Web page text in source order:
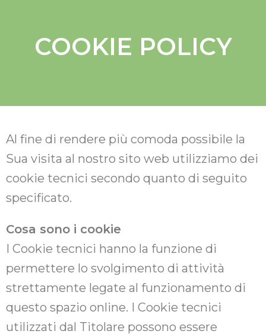
COOKIE POLICY
Al fine di rendere più comoda possibile la
Sua visita al nostro sito web utilizziamo dei
cookie tecnici secondo quanto di seguito
specificato.
Cosa sono i cookie
I Cookie tecnici hanno la funzione di
permettere lo svolgimento di attività
strettamente legate al funzionamento di
questo spazio online. I Cookie tecnici
utilizzati dal Titolare possono essere